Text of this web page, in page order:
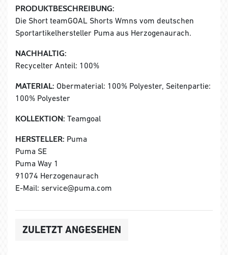
PRODUKTBESCHREIBUNG:
Die Short teamGOAL Shorts Wmns vom deutschen
Sportartikelhersteller Puma aus Herzogenaurach.
NACHHALTIG:
Recycelter Anteil: 100%
MATERIAL: Obermaterial: 100% Polyester, Seitenpartie:
100% Polyester
KOLLEKTION: Teamgoal
HERSTELLER: Puma
Puma SE
Puma Way 1
91074 Herzogenaurach
E-Mail: service@puma.com
ZULETZT ANGESEHEN